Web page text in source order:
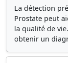
La détection
Prostate peut
la qualité de
obtenir un